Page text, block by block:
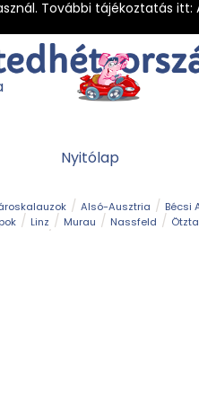
További tájékoztatás itt:
Nyitólap
Alsó-Ausztria Bécsi
Linz Murau Nassfeld